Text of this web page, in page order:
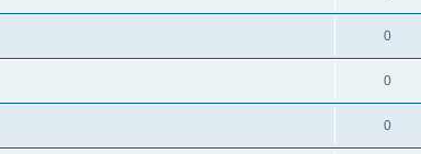
0
0
0